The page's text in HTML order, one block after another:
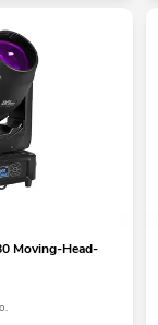
Moving-Head-